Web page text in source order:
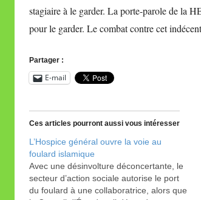
stagiaire à le garder. La porte-parole de la
pour le garder. Le combat contre cet
Partager :
E-mail
Ces articles pourront aussi vous intéresser
L’Hospice général ouvre la voie au
foulard islamique
Avec une désinvolture déconcertante, le
secteur d’action sociale autorise le port
du foulard à une collaboratrice, alors que